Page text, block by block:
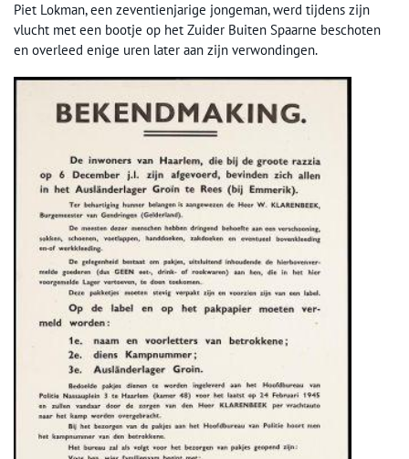
Piet Lokman, een zeventienjarige jongeman, werd tijdens zijn
vlucht met een bootje op het Zuider Buiten Spaarne beschoten
en overleed enige uren later aan zijn verwondingen.